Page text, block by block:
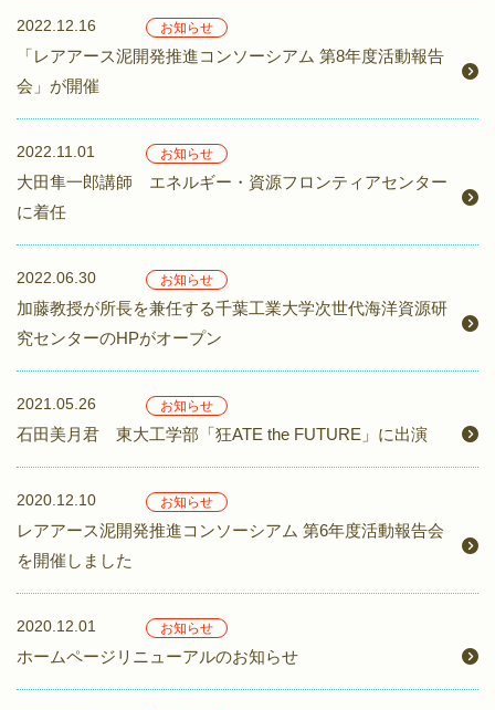
2022.12.16 お知らせ
「レアアース泥開発推進コンソーシアム 第8年度活動報告
会」が開催
2022.11.01 お知らせ
大田隼一郎講師 エネルギー・資源フロンティアセンター
に着任
2022.06.30 お知らせ
加藤教授が所長を兼任する千葉工業大学次世代海洋資源研
究センターのHPがオープン
2021.05.26 お知らせ
石田美月君 東大工学部「狂ATE the FUTURE」に出演
2020.12.10 お知らせ
レアアース泥開発推進コンソーシアム 第6年度活動報告会
を開催しました
2020.12.01 お知らせ
ホームページリニューアルのお知らせ